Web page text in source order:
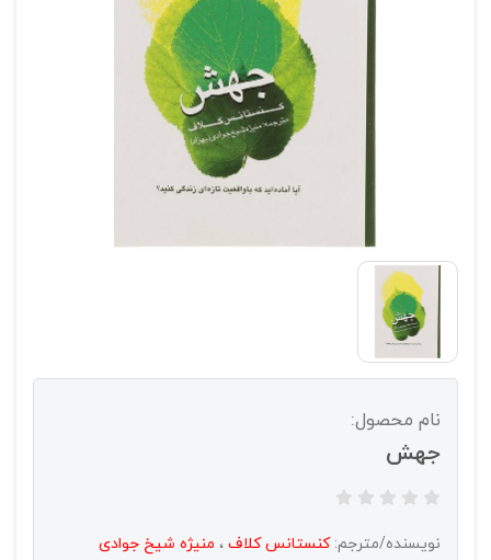
نام محصول:
جهش
نویسنده/مترجم:کنستانس کلاف ، منیژه شیخ جوادی